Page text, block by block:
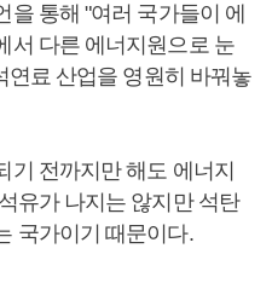
통해 "여러 국가들이 에
서 다른 에너지원으로 눈
연료 산업을 영원히 바꿔놓
기 전까지만 해도 에너지
유가 나지는 않지만 석탄
국가이기 때문이다.